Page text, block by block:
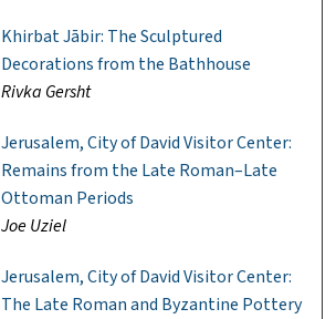
Khirbat Jābir: The Sculptured
Decorations from the Bathhouse
Rivka Gersht
Jerusalem, City of David Visitor Center:
Remains from the Late Roman–Late
Ottoman Periods
Joe Uziel
Jerusalem, City of David Visitor Center:
The Late Roman and Byzantine Pottery